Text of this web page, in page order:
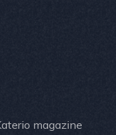
magazine